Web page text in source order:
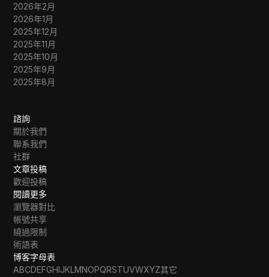
2026年2月
2026年1月
2025年12月
2025年11月
2025年10月
2025年9月
2025年8月
諮詢
關於我們
聯系我們
社群
文章投稿
歡迎投稿
閱讀更多
瀏覽器對比
帳號共享
繞過限制
術語表
博客字母表
ABCDEFGHIJKLMNOPQRSTUVWXYZ其它